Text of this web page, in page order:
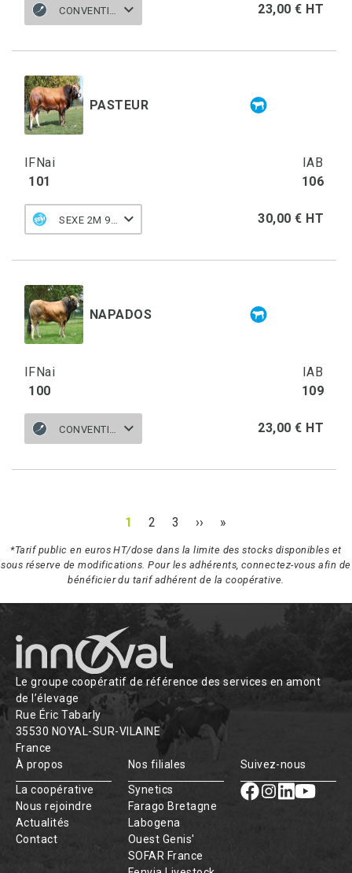
23,00 € HT
CONVENTIONNELLE
PASTEUR
IFNai
101
IAB
106
30,00 € HT
SEXE 2M 90 M
NAPADOS
IFNai
100
IAB
109
23,00 € HT
CONVENTIONNELLE
1 2 3 ›› »
*Tarif public en euros HT/dose dans la limite des stocks disponibles et
sous réserve de modifications. Pour les adhérents, connectez-vous afin de
bénéficier du tarif adhérent de la coopérative.
Le groupe coopératif de référence des services en amont
de l’élevage
Rue Éric Tabarly
35530 NOYAL-SUR-VILAINE
France
À propos
La coopérative
Nous rejoindre
Actualités
Contact
Nos filiales
Synetics
Farago Bretagne
Labogena
Ouest Genis'
SOFAR France
Suivez-nous